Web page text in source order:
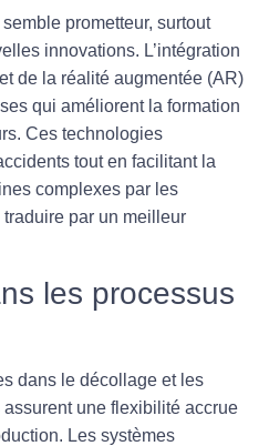
semble prometteur, surtout
innovations. L’intégration
de la réalité augmentée (AR)
qui améliorent la formation
Ces technologies
tout en facilitant la
complexes par les
par un meilleur
les processus
dans le décollage et les
une flexibilité accrue
Les systèmes